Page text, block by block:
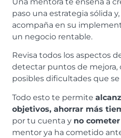
paso una estrategia sólida
acompaña en su
un negocio rentable.
Revisa todos los aspectos
detectar puntos de mejora,
posibles dificultades que
Todo esto te permite
objetivos, ahorrar más
por tu cuenta y no
mentor ya ha cometido